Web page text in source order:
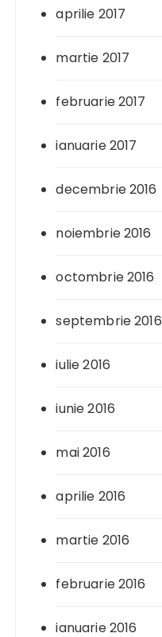
aprilie 2017
martie 2017
februarie 2017
ianuarie 2017
decembrie 2016
noiembrie 2016
octombrie 2016
septembrie 2016
iulie 2016
iunie 2016
mai 2016
aprilie 2016
martie 2016
februarie 2016
ianuarie 2016